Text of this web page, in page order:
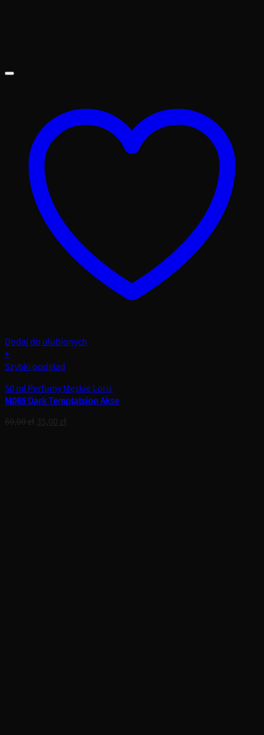
Dodaj do ulubionych
+
Szybki podgląd
50 ml Perfumy Męskie Loris
M065 Dark Temptatsion Akse
60,00zł Pierwotna
35,00 zł